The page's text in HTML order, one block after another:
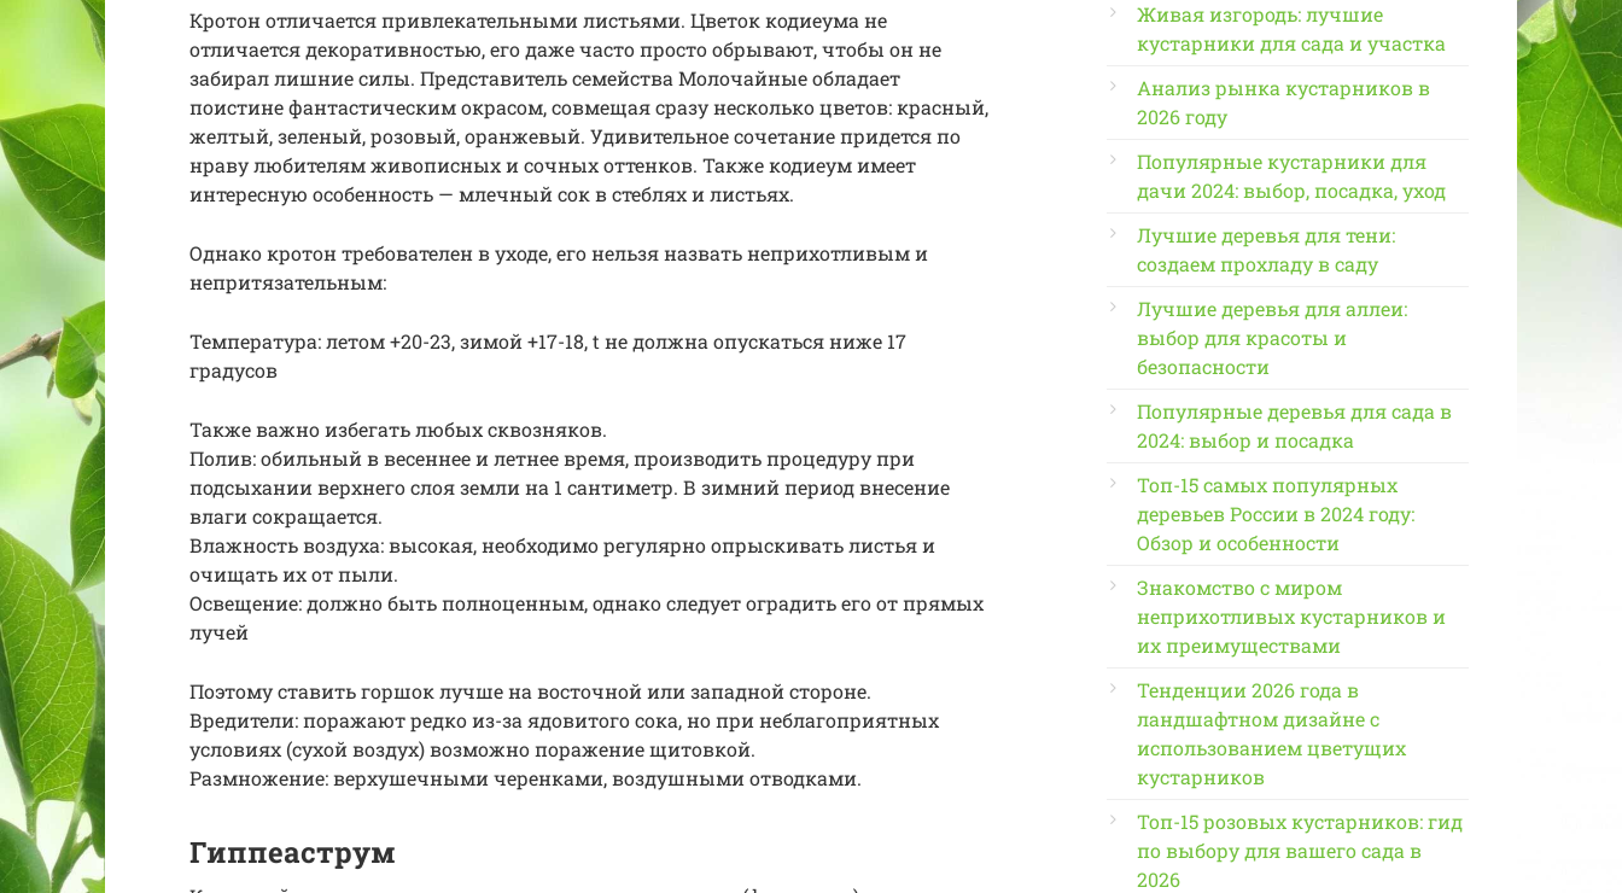
Кротон отличается привлекательными листьями. Цветок кодиеума не
отличается декоративностью, его даже часто просто обрывают, чтобы он не
забирал лишние силы. Представитель семейства Молочайные обладает
поистине фантастическим окрасом, совмещая сразу несколько цветов: красный,
желтый, зеленый, розовый, оранжевый. Удивительное сочетание придется по
нраву любителям живописных и сочных оттенков. Также кодиеум имеет
интересную особенность — млечный сок в стеблях и листьях.
Однако кротон требователен в уходе, его нельзя назвать неприхотливым и
непритязательным:
Температура: летом +20-23, зимой +17-18, t не должна опускаться ниже 17
градусов
Также важно избегать любых сквозняков.
Полив: обильный в весеннее и летнее время, производить процедуру при
подсыхании верхнего слоя земли на 1 сантиметр. В зимний период внесение
влаги сокращается.
Влажность воздуха: высокая, необходимо регулярно опрыскивать листья и
очищать их от пыли.
Освещение: должно быть полноценным, однако следует оградить его от прямых
лучей
Поэтому ставить горшок лучше на восточной или западной стороне.
Вредители: поражают редко из-за ядовитого сока, но при неблагоприятных
условиях (сухой воздух) возможно поражение щитовкой.
Размножение: верхушечными черенками, воздушными отводками.
Гиппеаструм
Живая изгородь: лучшие
кустарники для сада и участка
Анализ рынка кустарников в
2026 году
Популярные кустарники для
дачи 2024: выбор, посадка, уход
Лучшие деревья для тени:
создаем прохладу в саду
Лучшие деревья для аллеи:
выбор для красоты и
безопасности
Популярные деревья для сада в
2024: выбор и посадка
Топ-15 самых популярных
деревьев России в 2024 году:
Обзор и особенности
Знакомство с миром
неприхотливых кустарников и
их преимуществами
Тенденции 2026 года в
ландшафтном дизайне с
использованием цветущих
кустарников
Топ-15 розовых кустарников: гид
по выбору для вашего сада в
2026